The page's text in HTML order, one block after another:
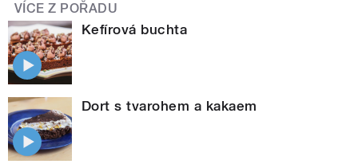
VÍCE Z POŘADU
Kefírová buchta
Dort s tvarohem a kakaem